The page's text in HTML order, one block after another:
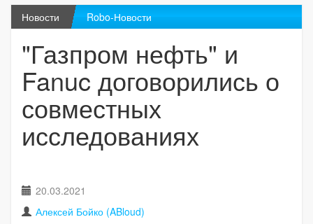
Новости Robo-Новости
"Газпром нефть" и
Fanuc договорились о
совместных
исследованиях
20.03.2021
Алексей Бойко (ABloud)